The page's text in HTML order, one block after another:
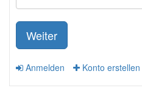
Weiter
Anmelden Konto erstellen